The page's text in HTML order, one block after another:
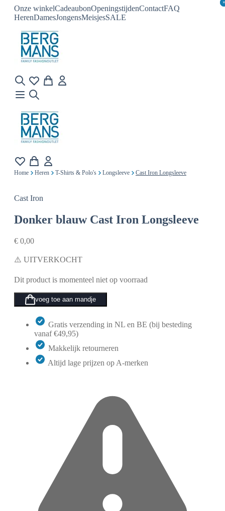
Onze winkelCadeaubonOpeningstijdenContactFAQ
HerenDamesJongensMeisjesSALE
×
×
Home Heren T-Shirts & Polo's Longsleeve Cast Iron Longsleeve
Cast Iron
Donker blauw Cast Iron Longsleeve
€ 0,00
⚠️ UITVERKOCHT
Dit product is momenteel niet op voorraad
voeg toe aan mandje
Gratis verzending in NL en BE (bij besteding
vanaf €49,95)
Makkelijk retourneren
Altijd lage prijzen op A-merken